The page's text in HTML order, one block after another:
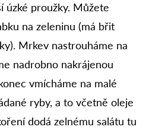
úzké proužky. Můžete
na zeleninu (má břit
Mrkev nastrouháme na
nadrobno nakrájenou
vmícháme na malé
ryby, a to včetně oleje
dodá zelnému salátu tu